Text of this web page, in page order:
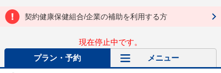
契約健康保健組合/企業の補助を利用する方
現在停止中です。
プラン・予約
メニュー